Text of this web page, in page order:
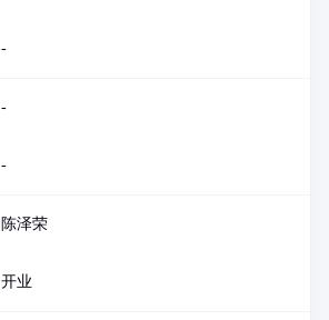
-
-
-
陈泽荣
开业